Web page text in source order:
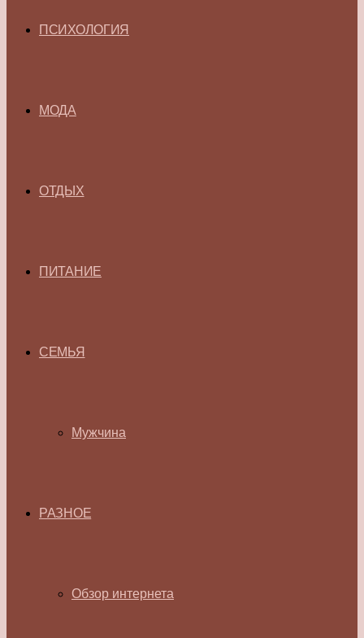
ПСИХОЛОГИЯ
МОДА
ОТДЫХ
ПИТАНИЕ
СЕМЬЯ
Мужчина
РАЗНОЕ
Обзор интернета